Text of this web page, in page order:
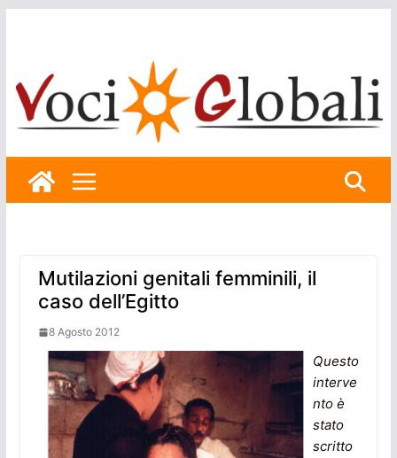
Mutilazioni genitali femminili, il
caso dell’Egitto
8 Agosto 2012
Questo
interve
nto è
stato
scritto